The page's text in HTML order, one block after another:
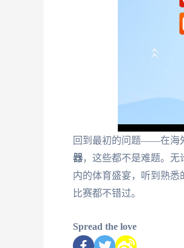
回到最初的问题——在海
器，这些都不是难题。无
内的体育盛宴，听到熟
比赛都不错过。
Spread the love